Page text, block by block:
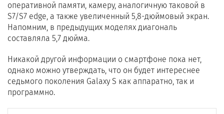
оперативной памяти, камеру, аналогичную таковой в
S7/S7 edge, а также увеличенный 5,8-дюймовый экран.
Напомним, в предыдущих моделях диагональ
составляла 5,7 дюйма.
Никакой другой информации о смартфоне пока нет,
однако можно утверждать, что он будет интереснее
седьмого поколения Galaxy S как аппаратно, так и
программно.